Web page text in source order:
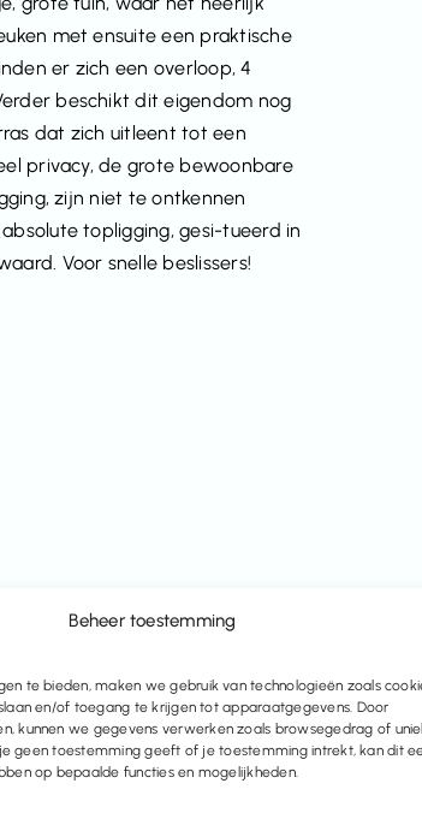
Beheer toestemming
te bieden, maken we gebruik van technologieën zoals
en/of toegang te krijgen tot apparaatgegevens. Door
kunnen we gegevens verwerken zoals browsegedrag of
je geen toestemming geeft of je toestemming intrekt, kan dit
op bepaalde functies en mogelijkheden.
met ensuite een praktische
er zich een overloop, 4
beschikt dit eigendom nog
dat zich uitleent tot een
privacy, de grote bewoonbare
zijn niet te ontkennen
topligging, gesi-tueerd in
Voor snelle beslissers!